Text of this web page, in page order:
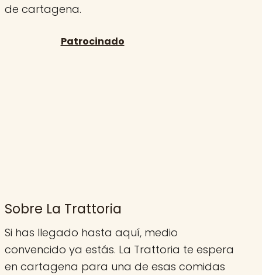
de cartagena.
Sobre La Trattoria
Si has llegado hasta aquí, medio
convencido ya estás. La Trattoria te espera
en cartagena para una de esas comidas